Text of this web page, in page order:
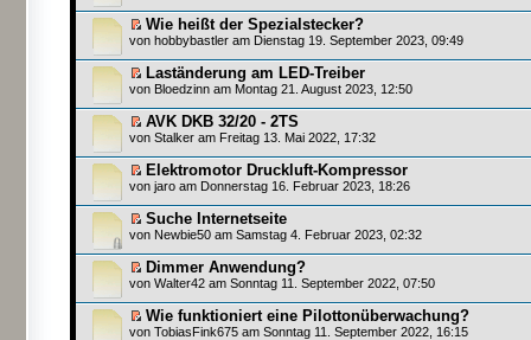
Wie heißt der Spezialstecker?
von hobbybastler am Dienstag 19. September 2023, 09:49
Laständerung am LED-Treiber
von Bloedzinn am Montag 21. August 2023, 12:50
AVK DKB 32/20 - 2TS
von Stalker am Freitag 13. Mai 2022, 17:32
Elektromotor Druckluft-Kompressor
von jaro am Donnerstag 16. Februar 2023, 18:26
Suche Internetseite
von Newbie50 am Samstag 4. Februar 2023, 02:32
Dimmer Anwendung?
von Walter42 am Sonntag 11. September 2022, 07:50
Wie funktioniert eine Pilottonüberwachung?
von TobiasFink675 am Sonntag 11. September 2022, 16:15